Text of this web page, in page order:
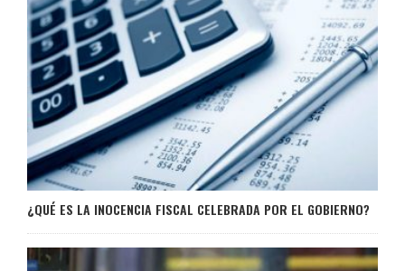
¿QUÉ ES LA INOCENCIA FISCAL CELEBRADA POR EL GOBIERNO?